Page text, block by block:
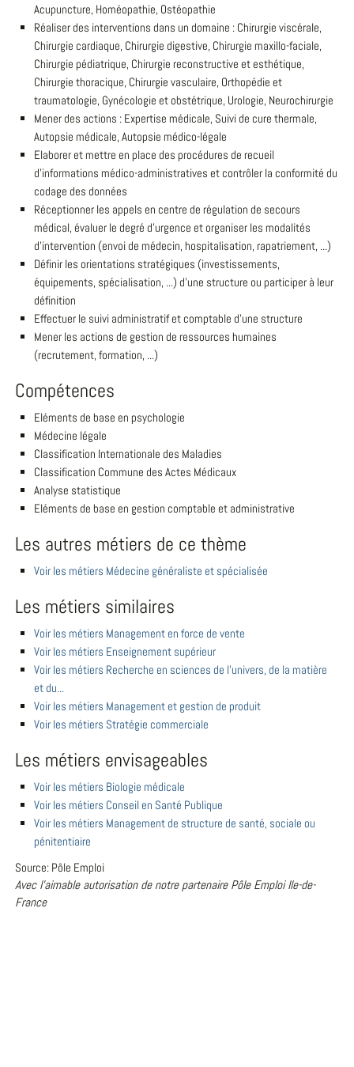
Acupuncture, Homéopathie, Ostéopathie
Réaliser des interventions dans un domaine : Chirurgie viscérale,
Chirurgie cardiaque, Chirurgie digestive, Chirurgie maxillo-faciale,
Chirurgie pédiatrique, Chirurgie reconstructive et esthétique,
Chirurgie thoracique, Chirurgie vasculaire, Orthopédie et
traumatologie, Gynécologie et obstétrique, Urologie, Neurochirurgie
Mener des actions : Expertise médicale, Suivi de cure thermale,
Autopsie médicale, Autopsie médico-légale
Elaborer et mettre en place des procédures de recueil
d'informations médico-administratives et contrôler la conformité du
codage des données
Réceptionner les appels en centre de régulation de secours
médical, évaluer le degré d'urgence et organiser les modalités
d'intervention (envoi de médecin, hospitalisation, rapatriement, ...)
Définir les orientations stratégiques (investissements,
équipements, spécialisation, ...) d'une structure ou participer à leur
définition
Effectuer le suivi administratif et comptable d'une structure
Mener les actions de gestion de ressources humaines
(recrutement, formation, ...)
Compétences
Eléments de base en psychologie
Médecine légale
Classification Internationale des Maladies
Classification Commune des Actes Médicaux
Analyse statistique
Eléments de base en gestion comptable et administrative
Les autres métiers de ce thème
Voir les métiers Médecine généraliste et spécialisée
Les métiers similaires
Voir les métiers Management en force de vente
Voir les métiers Enseignement supérieur
Voir les métiers Recherche en sciences de l'univers, de la matière
et du...
Voir les métiers Management et gestion de produit
Voir les métiers Stratégie commerciale
Les métiers envisageables
Voir les métiers Biologie médicale
Voir les métiers Conseil en Santé Publique
Voir les métiers Management de structure de santé, sociale ou
pénitentiaire
Source: Pôle Emploi
Avec l'aimable autorisation de notre partenaire Pôle Emploi Ile-de-
France